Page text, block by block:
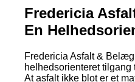
Fredericia
En
Fredericia Asfalt &
helhedsorienteret tilgang
At asfalt ikke blot er et